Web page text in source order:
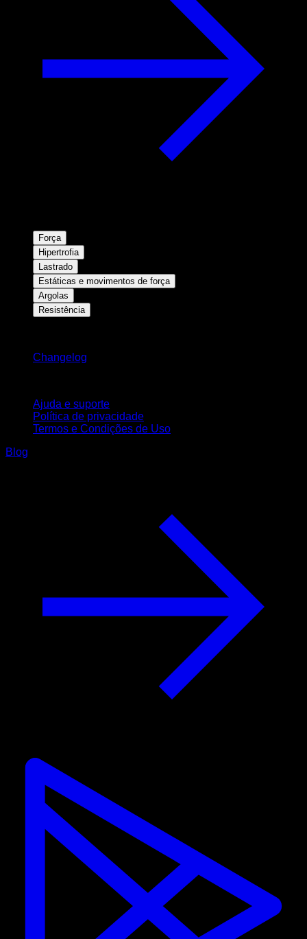
Força
Hipertrofia
Lastrado
Estáticas e movimentos de força
Argolas
Resistência
Changelog
Ajuda e suporte
Política de privacidade
Termos e Condições de Uso
Blog